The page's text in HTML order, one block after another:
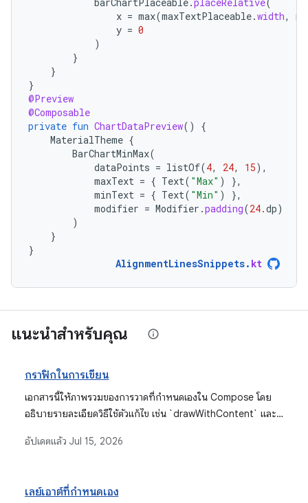
x = max(maxTextPlaceable.width,
y = 0
)
}
}
}
@Preview
@Composable
private fun ChartDataPreview()
{
MaterialTheme {
BarChartMinMax(
dataPoints = listOf(4, 24, 15),
maxText = { Text( "Max" )
},
minText = { Text( "Min" )
},
modifier = Modifier .padding(24.dp)
)
}
}
AlignmentLinesSnippets. kt
แนะนำสำหรับคุณ
กราฟิกในการเขียน
เอกสารนี้ให้ภาพรวมของการวาดที่กำหนดเองใน Compose โดย
อธิบายรายละเอียดวิธีใช้ตัวแก้ไข เช่น `drawWithContent` และ
เปลี่ยนรูป และวาดองค์ประกอบต่างๆ เช่น ข้อความ รูปภาพ และรูป
อัปเดตแล้ว Jul 15, 2026
เลย์เอาต์ที่กำหนดเอง